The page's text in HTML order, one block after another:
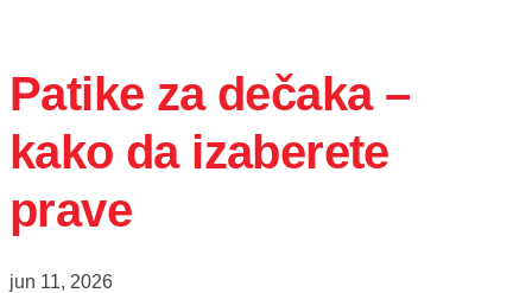
Patike za dečaka –
kako da izaberete
prave
jun 11, 2026